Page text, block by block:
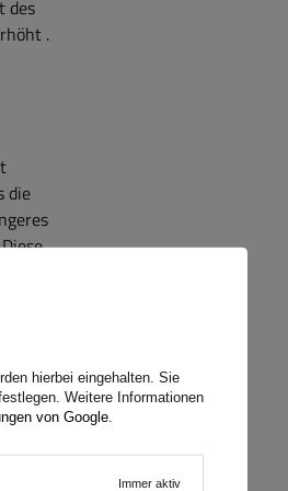
des
.
die
hierbei eingehalten. Sie
Weitere Informationen
von Google
Immer aktiv